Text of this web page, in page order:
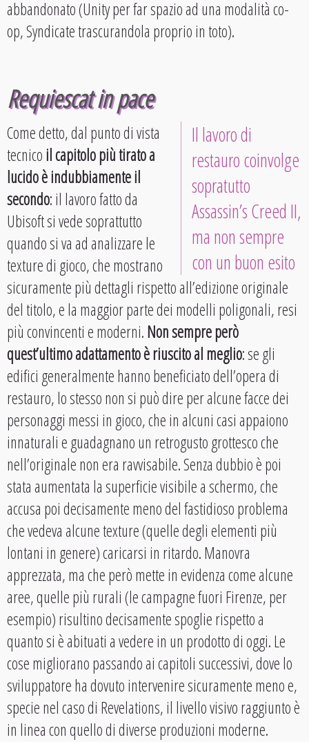
abbandonato (Unity per far spazio ad una modalità co-
op, Syndicate trascurandola proprio in toto).
Requiescat in pace
Il lavoro di
restauro coinvolge
sopratutto
Assassin’s Creed II,
ma non sempre
con un buon esito
Come detto, dal punto di vista
tecnicoil capitolo più tirato a
lucido è indubbiamente il
secondo: il lavoro fatto da
Ubisoft si vede soprattutto
quando si va ad analizzare le
texture di gioco, che mostrano
sicuramente più dettagli rispetto all’edizione originale
del titolo, e la maggior parte dei modelli poligonali, resi
più convincenti e moderni.Non sempre però
quest’ultimo adattamento è riuscito al meglio: se gli
edifici generalmente hanno beneficiato dell’opera di
restauro, lo stesso non si può dire per alcune facce dei
personaggi messi in gioco, che in alcuni casi appaiono
innaturali e guadagnano un retrogusto grottesco che
nell’originale non era ravvisabile. Senza dubbio è poi
stata aumentata la superficie visibile a schermo, che
accusa poi decisamente meno del fastidioso problema
che vedeva alcune texture (quelle degli elementi più
lontani in genere) caricarsi in ritardo. Manovra
apprezzata, ma che però mette in evidenza come alcune
aree, quelle più rurali (le campagne fuori Firenze, per
esempio) risultino decisamente spoglie rispetto a
quanto si è abituati a vedere in un prodotto di oggi. Le
cose migliorano passando ai capitoli successivi, dove lo
sviluppatore ha dovuto intervenire sicuramente meno e,
specie nel caso di Revelations, il livello visivo raggiunto è
in linea con quello di diverse produzioni moderne.